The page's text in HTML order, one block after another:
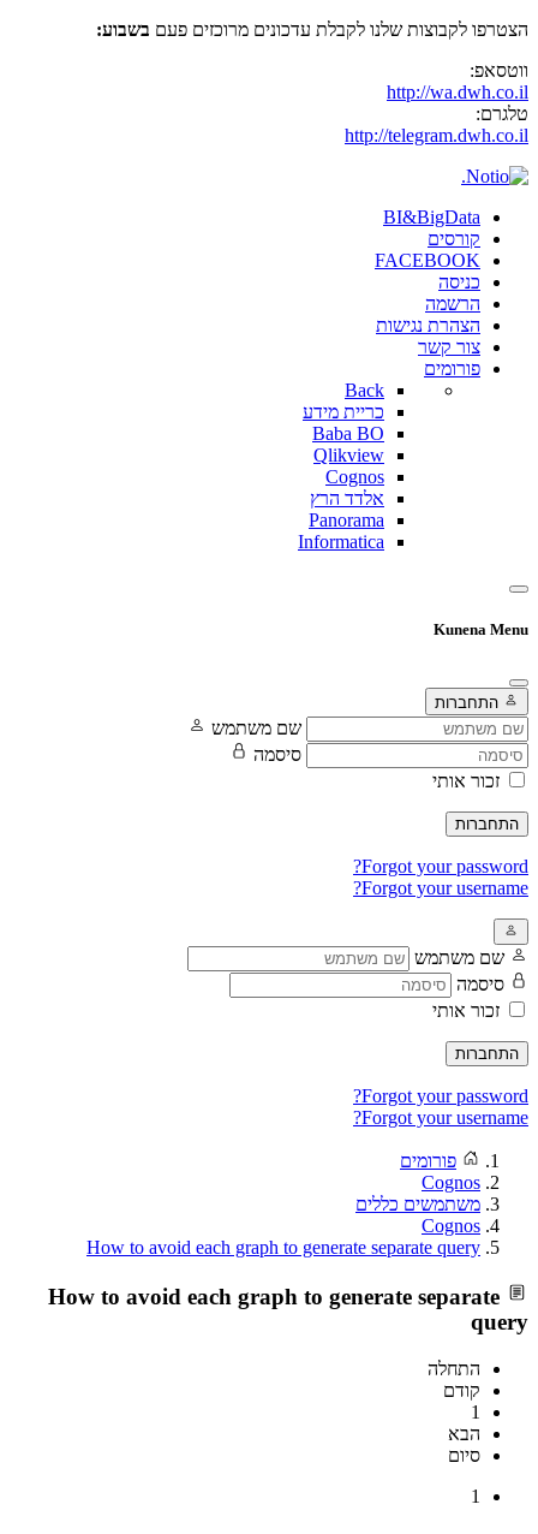
הצטרפו לקבוצות שלנו לקבלת עדכונים מרוכזים פעם בשבוע:
ווטסאפ:
http://wa.dwh.co.il
טלגרם:
http://telegram.dwh.co.il
BI&BigData
קורסים
FACEBOOK
כניסה
הרשמה
הצהרת נגישות
צור קשר
פורומים
Back
כריית מידע
Baba BO
Qlikview
Cognos
אלדד הרץ
Panorama
Informatica
Kunena Menu
התחברות
שם משתמש
סיסמה
זכור אותי
התחברות
Forgot your password?
Forgot your username?
שם משתמש
סיסמה
זכור אותי
התחברות
Forgot your password?
Forgot your username?
פורומים
Cognos
משתמשים כללים
Cognos
How to avoid each graph to generate separate query
How to avoid each graph to generate separate
query
התחלה
קודם
1
הבא
סיום
1